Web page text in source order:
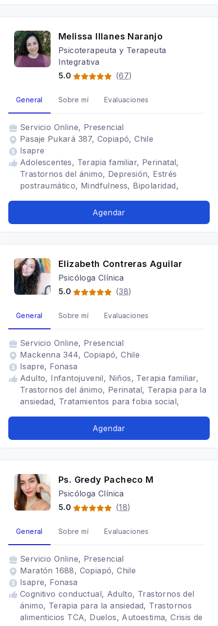
Melissa Illanes Naranjo
Psicoterapeuta y Terapeuta
Integrativa
5.0
(67)
General Sobre mí Evaluaciones
Servicio Online, Presencial
Pasaje Pukará 387, Copiapó, Chile
Isapre
Adolescentes, Terapia familiar, Perinatal,
Trastornos del ánimo, Depresión, Estrés
postraumático, Mindfulness, Bipolaridad,
Agendar
Elizabeth Contreras Aguilar
Psicóloga Clínica
5.0
(38)
General Sobre mí Evaluaciones
Servicio Online, Presencial
Mackenna 344, Copiapó, Chile
Isapre, Fonasa
Adulto, Infantojuvenil, Niños, Terapia familiar,
Trastornos del ánimo, Perinatal, Terapia para la
ansiedad, Tratamientos para fobia social,
Trastornos de la personalidad, Trastornos
Terapia de pareja, Cognitivo conductual
Agendar
Ps. Gredy Pacheco M
Psicóloga Clínica
5.0
(18)
General Sobre mí Evaluaciones
Servicio Online, Presencial
Maratón 1688, Copiapó, Chile
Isapre, Fonasa
Cognitivo conductual, Adulto, Trastornos del
ánimo, Terapia para la ansiedad, Trastornos
alimenticios TCA, Duelos, Autoestima, Crisis de